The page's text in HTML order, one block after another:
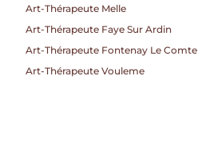
Art-Thérapeute Melle
Art-Thérapeute Faye Sur Ardin
Art-Thérapeute Fontenay Le Comte
Art-Thérapeute Vouleme